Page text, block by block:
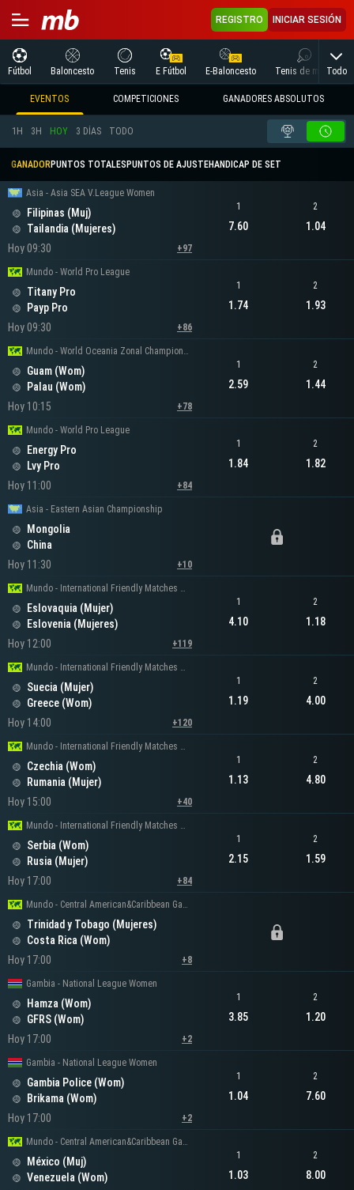
REGISTRO INICIAR SESIÓN
Fútbol Baloncesto Tenis E Fútbol E-Baloncesto Tenis de mesaTodo
EVENTOS COMPETICIONES GANADORES ABSOLUTOS
1H 3H HOY 3 DÍAS TODO
GANADORPUNTOS TOTALES PUNTOS DE AJUSTEHANDICAP DE SET
Asia - Asia SEA V.League Women
Filipinas (Muj)
Tailandia (Mujeres)
Hoy 09:30
+97
1
7.60
2
1.04
Mundo - World Pro League
Titany Pro
Payp Pro
Hoy 09:30
+86
1
1.74
2
1.93
Mundo - World Oceania Zonal Championship Women
Guam (Wom)
Palau (Wom)
Hoy 10:15
+78
1
2.59
2
1.44
Mundo - World Pro League
Energy Pro
Lvy Pro
Hoy 11:00
+84
1
1.84
2
1.82
Asia - Eastern Asian Championship
Mongolia
China
Hoy 11:30
+10
Mundo - International Friendly Matches Women
Eslovaquia (Mujer)
Eslovenia (Mujeres)
Hoy 12:00
+119
1
4.10
2
1.18
Mundo - International Friendly Matches Women
Suecia (Mujer)
Greece (Wom)
Hoy 14:00
+120
1
1.19
2
4.00
Mundo - International Friendly Matches Women
Czechia (Wom)
Rumania (Mujer)
Hoy 15:00
+40
1
1.13
2
4.80
Mundo - International Friendly Matches Women
Serbia (Wom)
Rusia (Mujer)
Hoy 17:00
+84
1
2.15
2
1.59
Mundo - Central American&Caribbean Games Women
Trinidad y Tobago (Mujeres)
Costa Rica (Wom)
Hoy 17:00
+8
Gambia - National League Women
Hamza (Wom)
GFRS (Wom)
Hoy 17:00
+2
1
3.85
2
1.20
Gambia - National League Women
Gambia Police (Wom)
Brikama (Wom)
Hoy 17:00
+2
1
1.04
2
7.60
Mundo - Central American&Caribbean Games Women
México (Muj)
Venezuela (Wom)
1
1.03
2
8.00